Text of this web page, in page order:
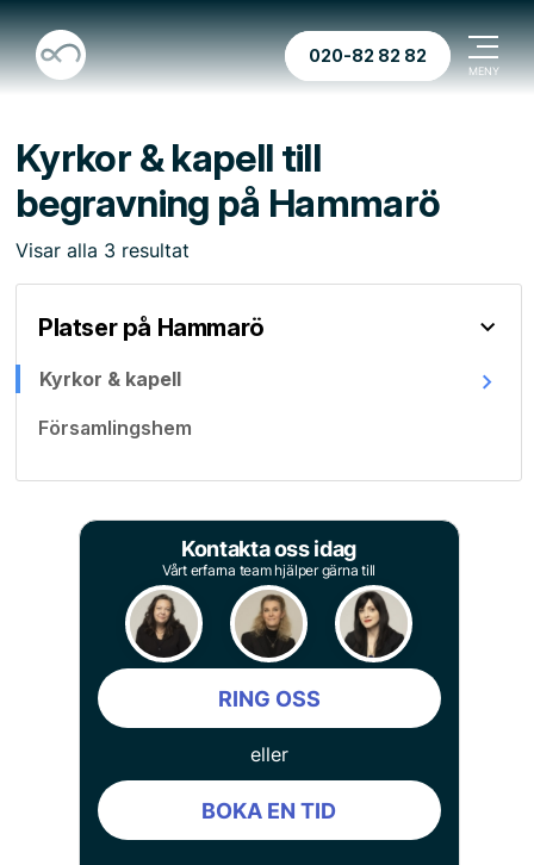
020-82 82 82
Kyrkor & kapell till
begravning på Hammarö
Visar alla 3 resultat
Platser på Hammarö
Kyrkor & kapell
Församlingshem
Kontakta oss idag
Vårt erfarna team hjälper gärna till
RING OSS
eller
BOKA EN TID